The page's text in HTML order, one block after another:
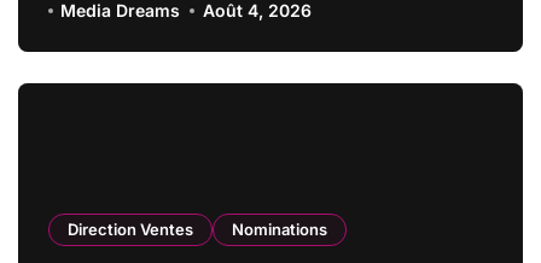
CZECHOSLOVAK GROUP (CSG) en
qualité de vice-président du conseil
d’administration
Media Dreams Août 4, 2026
Direction Ventes Nominations